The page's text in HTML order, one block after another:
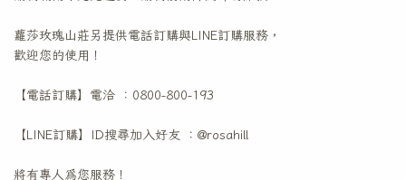
蘿莎玫瑰山莊另提供電話訂購與LINE訂購服務，
歡迎您的使用！
【電話訂購】電洽 ：0800-800-193
【LINE訂購】ID搜尋加入好友 ：@rosahill
將有專人為您服務！